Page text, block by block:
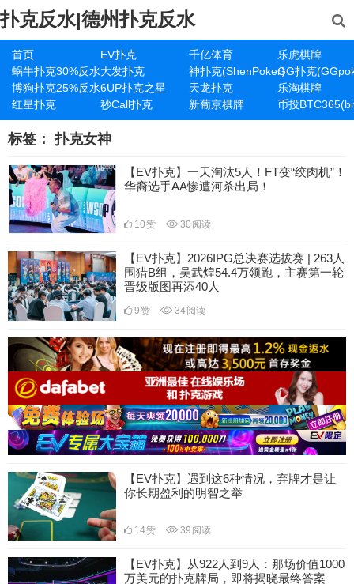
扑克反水|德州扑克反水
首页 EV扑克 千亿体育
乐虎棋牌
蜗牛扑克30%反水大发扑克 神扑克(ShenPoker)GG扑克
博狗扑克25%反水6UP扑克之星 天龙扑克
乐淘棋牌
红星扑克
秒Call扑克 新葡京棋牌 币投
标签：扑克女神
【EV扑克】一天淘汰5人！FT变“绞肉机”！
华裔选手AA惨遭河杀出局！
10赞 30 阅读
【EV扑克】2026IPG总决赛选拔赛 | 263人
围猎B组，吴武煌54.4万领跑，主赛第一轮
晋级版图再添40人
9赞 34阅读
【EV扑克】遇到这6种情况，弃牌才是让
你长期盈利的明智之举
14赞 39 阅读
【EV扑克】从922人到9人：那场价值1000
万美元的扑克牌局，即将揭晓最终答案